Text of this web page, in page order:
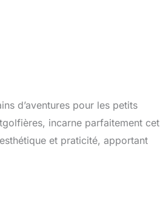
d’aventures pour les petits
incarne parfaitement cet
et praticité, apportant